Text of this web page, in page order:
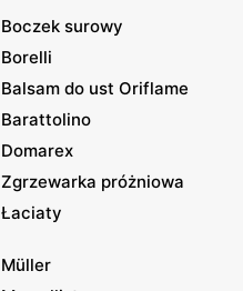
Boczek surowy
Borelli
Balsam do ust Oriflame
Barattolino
Domarex
Zgrzewarka próżniowa
Łaciaty
Müller